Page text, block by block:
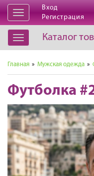
Открыть
навигацию
Вход
Регистрация
Открыть
навигацию
Каталог
Главная » Мужская одежда »
Футболка